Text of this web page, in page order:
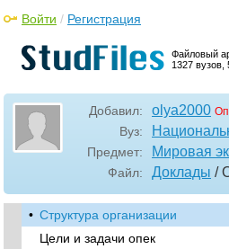
Файловый
1327 вузов,
Войти / Регистрация
Добавил: olya2000
Вуз:
Предмет: Мировая
Файл: Доклады /
• Структура организации
Цели и задачи опек